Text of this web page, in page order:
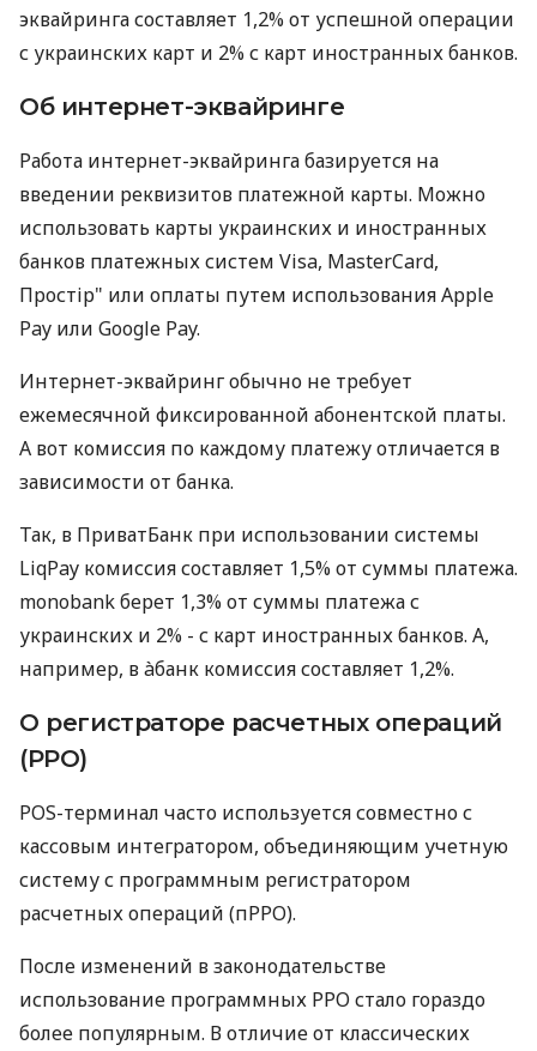
эквайринга составляет 1,2% от успешной операции
с украинских карт и 2% с карт иностранных банков.
Об интернет-эквайринге
Работа интернет-эквайринга базируется на
введении реквизитов платежной карты. Можно
использовать карты украинских и иностранных
банков платежных систем Visa, MasterCard,
Простір" или оплаты путем использования Apple
Pay или Google Pay.
Интернет-эквайринг обычно не требует
ежемесячной фиксированной абонентской платы.
А вот комиссия по каждому платежу отличается в
зависимости от банка.
Так, в ПриватБанк при использовании системы
LiqPay комиссия составляет 1,5% от суммы платежа.
monobank берет 1,3% от суммы платежа с
украинских и 2% - с карт иностранных банков. А,
например, в àбанк комиссия составляет 1,2%.
О регистраторе расчетных операций
(РРО)
POS-терминал часто используется совместно с
кассовым интегратором, объединяющим учетную
систему с программным регистратором
расчетных операций (пРРО).
После изменений в законодательстве
использование программных РРО стало гораздо
более популярным. В отличие от классических